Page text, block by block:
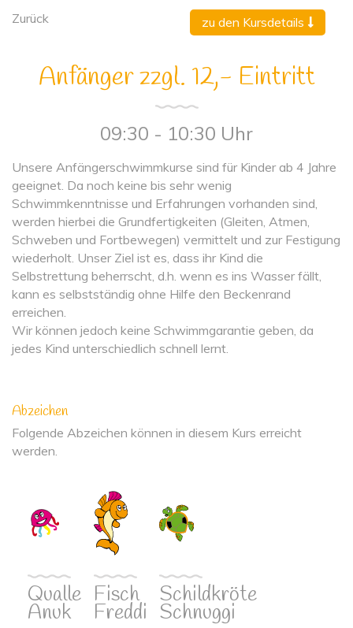
Zurück zu den Kursdetails
Anfänger zzgl. 12,- Eintritt
09:30 - 10:30 Uhr
Unsere Anfängerschwimmkurse sind für Kinder ab 4 Jahre
geeignet. Da noch keine bis sehr wenig
Schwimmkenntnisse und Erfahrungen vorhanden sind,
werden hierbei die Grundfertigkeiten (Gleiten, Atmen,
Schweben und Fortbewegen) vermittelt und zur Festigung
wiederholt. Unser Ziel ist es, dass ihr Kind die
Selbstrettung beherrscht, d.h. wenn es ins Wasser fällt,
kann es selbstständig ohne Hilfe den Beckenrand
erreichen.
Wir können jedoch keine Schwimmgarantie geben, da
jedes Kind unterschiedlich schnell lernt.
Abzeichen
Folgende Abzeichen können in diesem Kurs erreicht
werden.
Qualle
Anuk
Fisch
Freddi
Schildkröte
Schnuggi